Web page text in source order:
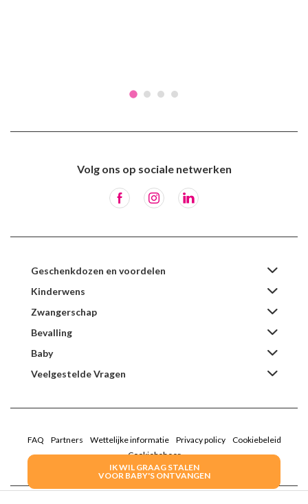
IK WIL GRAAG STALEN
VOOR BABY'S ONTVANGEN
Volg ons op sociale netwerken
Geschenkdozen en voordelen
Kinderwens
Zwangerschap
Bevalling
Baby
Veelgestelde Vragen
FAQ Partners Wettelijke informatie Privacy policy
Cookiebeleid
Cookiebeheer